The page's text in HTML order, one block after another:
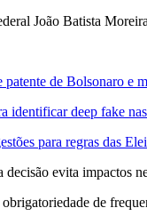
João Batista
de Bolsonaro e
identificar deep fake
para regras das
evita impactos
de